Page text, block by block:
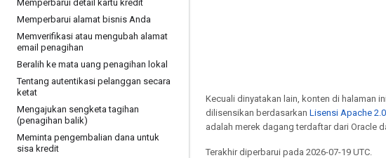
Memperbarui detail kartu kredit
Memperbarui alamat bisnis Anda
Memverifikasi atau mengubah alamat
email penagihan
Beralih ke mata uang penagihan lokal
Tentang autentikasi pelanggan secara
ketat
Mengajukan sengketa tagihan
(penagihan balik)
Meminta pengembalian dana untuk
sisa kredit
Kecuali dinyatakan lain, konten di halaman
dilisensikan berdasarkan Lisensi Apache 2.0
adalah merek dagang terdaftar dari Oracle
Terakhir diperbarui pada 2026-07-19 UTC.